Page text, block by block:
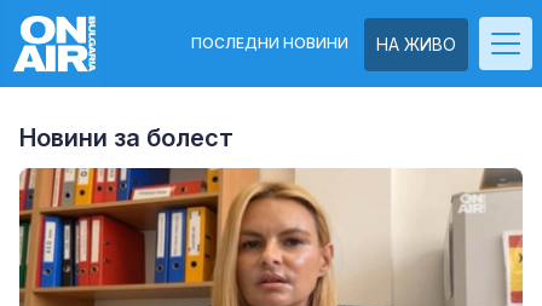
НА ЖИВО
ПОСЛЕДНИ НОВИНИ
Новини за болест